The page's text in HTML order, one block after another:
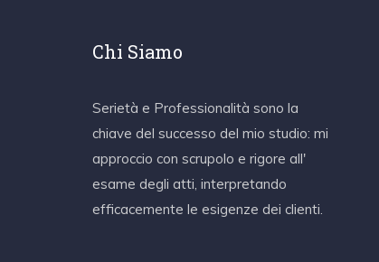
Chi Siamo
Serietà e Professionalità sono la
chiave del successo del mio studio: mi
approccio con scrupolo e rigore all'
esame degli atti, interpretando
efficacemente le esigenze dei clienti.